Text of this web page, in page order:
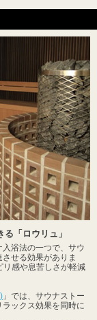
「ロウリュ」
入浴法の一つで、サウ
せる効果がありま
感や息苦しさが軽減
」では、サウナストー
ックス効果を同時に